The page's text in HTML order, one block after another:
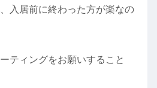
入居前に終わった方が楽なの
ティングをお願いすること